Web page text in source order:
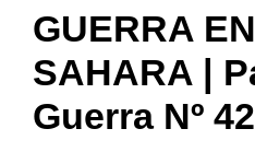
GUERRA
SAHARA |
Guerra Nº